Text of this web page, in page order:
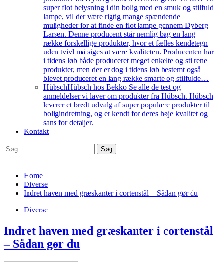
super flot belysning i din bolig med en smuk og stilfuld
lampe, vil der være rigtig mange spændende
muligheder for at finde en flot lampe gennem Dyberg
Larsen. Denne producent står nemlig bag en lang
række forskellige produkter, hvor et fælles kendetegn
uden tvivl må siges at være kvaliteten. Producenten har
i tidens løb både produceret meget enkelte og stilrene
produkter, men der er dog i tidens løb bestemt også
blevet produceret en lang række smarte og stilfulde…
HübschHübsch hos Bekko Se alle de test og
anmeldelser vi laver om produkter fra Hübsch. Hübsch
leverer et bredt udvalg af super populære produkter til
boligindretning, og er kendt for deres høje kvalitet og
sans for detaljer.
Kontakt
Søg
efter:
Home
Diverse
Indret haven med græskanter i cortenstål – Sådan gør du
Diverse
Indret haven med græskanter i cortenstål
– Sådan gør du